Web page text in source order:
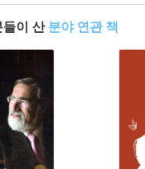
들이 산 분야 연관 책